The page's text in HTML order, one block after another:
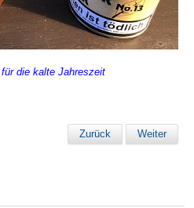
die kalte Jahreszeit
Zurück Weiter